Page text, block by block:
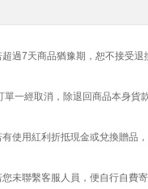
超過7天商品猶豫期，恕不接受退
單一經取消，除退回商品本身貨
有使用紅利折抵現金或兌換贈品
您未聯繫客服人員，便自行自費